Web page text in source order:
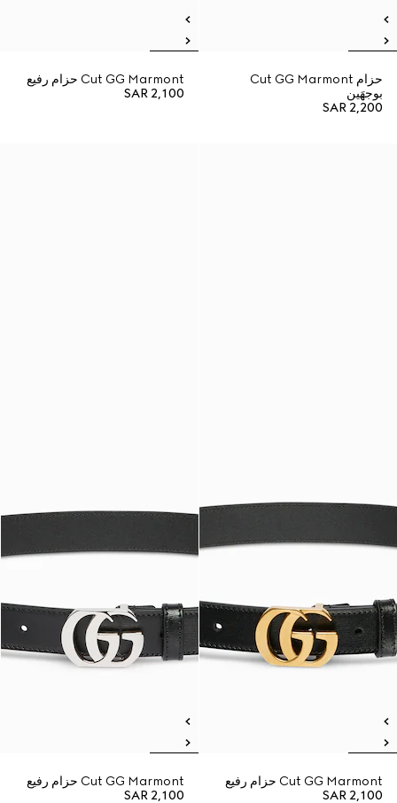
حزام Cut GG Marmont
بوجهَين
SAR 2,200
Cut GG Marmont حزام رفيع
SAR 2,100
Cut GG Marmont حزام رفيع
SAR 2,100
Cut GG Marmont حزام رفيع
SAR 2,100